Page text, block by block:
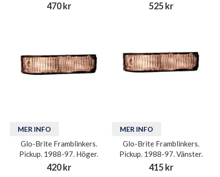
470 kr 525 kr
MER INFO
Glo-Brite Framblinkers.
Pickup. 1988-97. Höger.
420 kr
MER INFO
Glo-Brite Framblinkers.
Pickup. 1988-97. Vänster.
415 kr